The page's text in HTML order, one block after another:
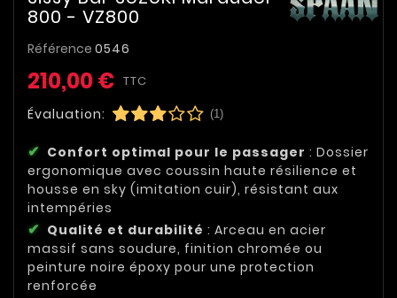
800 - VZ800
Référence 0546
210,00 € TTC
Évaluation: (1)
Confort optimal pour le passager : Dossier
ergonomique avec coussin haute résilience et
housse en sky (imitation cuir), résistant aux
intempéries
Qualité et durabilité : Arceau en acier
massif sans soudure, finition chromée ou
peinture noire époxy pour une protection
renforcée